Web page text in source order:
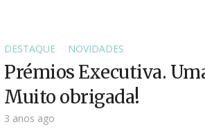
DESTAQUE NOVIDADES
Prémios Executiva.
Muito obrigada!
3 anos ago